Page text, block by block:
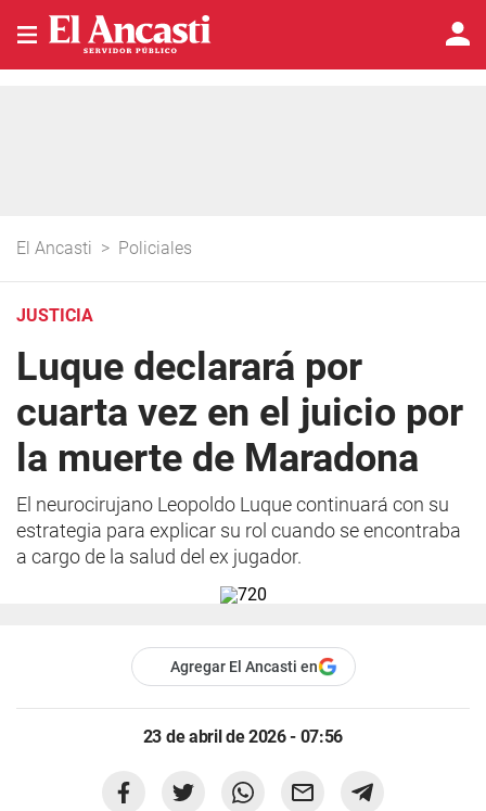
El Ancasti > Policiales
JUSTICIA
Luque declarará por
cuarta vez en el juicio por
la muerte de Maradona
El neurocirujano Leopoldo Luque continuará con su
estrategia para explicar su rol cuando se encontraba
a cargo de la salud del ex jugador.
Agregar El Ancasti en
23 de abril de 2026 - 07:56